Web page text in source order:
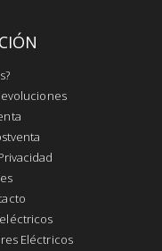
Eléctricos